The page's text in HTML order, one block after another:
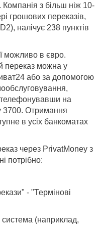
з більш ніж 10-
грошових переказів,
налічує 238 пунктів
можливо в євро.
переказ можна у
або за допомогою
на
3700. Отримання
в усіх банкоматах
через PrivatMoneу з
потрібно:
- "Термінові
система (наприклад,